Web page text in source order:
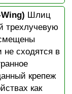
Шлиц
трехлучевую
не сходятся в
крепеж
как